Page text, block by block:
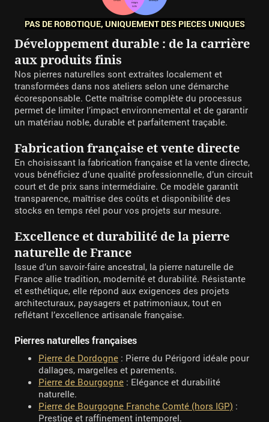
PAS DE ROBOTIQUE, UNIQUEMENT DES PIECES UNIQUES
Développement durable : de la carrière
aux produits finis
Nos pierres naturelles sont extraites localement et
transformées dans nos ateliers selon une démarche
écoresponsable. Cette maîtrise complète du processus
permet de limiter l’impact environnemental et de garantir
un matériau noble, durable et parfaitement traçable.
Fabrication française et vente directe
En choisissant la fabrication française et la vente directe,
vous bénéficiez d’une qualité professionnelle, d’un circuit
court et de prix sans intermédiaire. Ce modèle garantit
transparence, maîtrise des coûts et disponibilité des
stocks en temps réel pour vos projets sur mesure.
Excellence et durabilité de la pierre
naturelle de France
Issue d’un savoir-faire ancestral, la pierre naturelle de
France allie tradition, modernité et durabilité. Résistante
et esthétique, elle répond aux exigences des projets
architecturaux, paysagers et patrimoniaux, tout en
reflétant l’excellence artisanale française.
Pierres naturelles françaises
Pierre de Dordogne : Pierre du Périgord idéale pour
dallages, margelles et parements.
Pierre de Bourgogne : Elégance et durabilité
naturelle.
Pierre de Bourgogne Franche Comté (hors IGP) :
Prestige et raffinement intemporel.